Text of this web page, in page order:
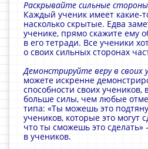
Раскрывайте сильные стороны
Каждый ученик имеет какие-
насколько скрытые. Едва
ученике, прямо скажите ему
в его тетради. Все ученики
о своих сильных сторонах
Демонстрируйте веру в своих
можете искренне
способности своих
больше силы, чем любые
типа: «Ты можешь это
учеников, которые это могут
что ты сможешь это
в учеников.